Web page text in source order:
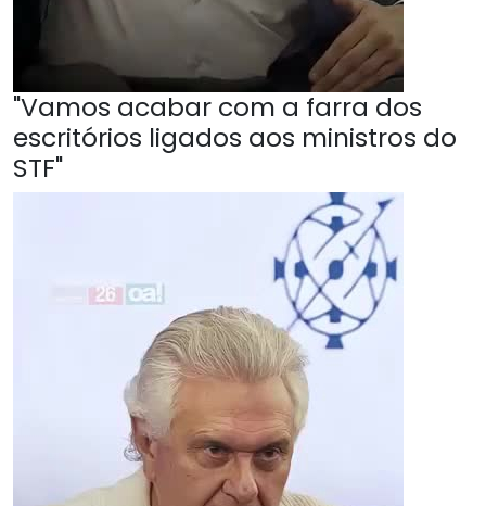
"Vamos acabar com a farra dos
escritórios ligados aos ministros do
STF"